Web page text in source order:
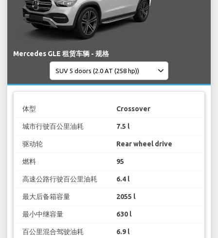
Mercedes GLE 租赁车辆 - 规格
体型 Crossover
城市行驶百公里油耗 7.5 l
驱动轮 Rear wheel drive
燃料 95
高速公路行驶百公里油耗 6.4 l
最大后备箱容量 2055 l
最小中继容量 630 l
百公里混合驾驶油耗 6.9 l